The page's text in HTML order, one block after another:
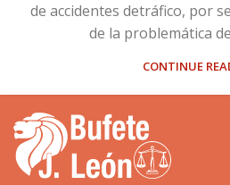
de accidentes detráfico, por
de la problemática
CONTINUE